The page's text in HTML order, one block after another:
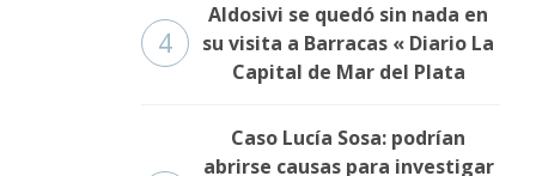
4
Aldosivi se quedó sin nada en
su visita a Barracas « Diario La
Capital de Mar del Plata
Caso Lucía Sosa: podrían
abrirse causas para investigar